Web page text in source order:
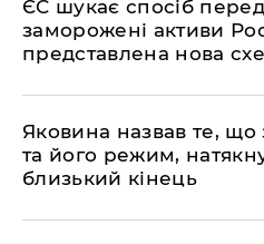
ЄС шукає спосіб
заморожені активи
представлена ​​нова
Яковина назвав те, що
та його режим,
близький кінець